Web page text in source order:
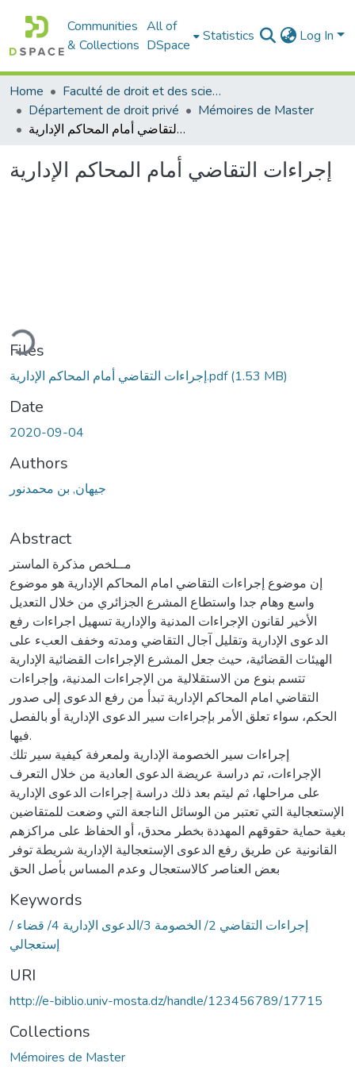
Communities
& Collections
All of
DSpace
Statistics Log In
Home
Faculté de droit et des sciences politiques
Département de droit privé
Mémoires de Master
إجراءات التقاضي أمام المحاكم الإدارية
إجراءات التقاضي أمام المحاكم الإدارية
Files
إجراءات التقاضي أمام المحاكم الإدارية.pdf(1.53 MB)
Date
2020-09-04
Authors
جيهان, بن محمدنور
Abstract
مــلخص مذكرة الماستر
إن موضوع إجراءات التقاضي امام المحاكم الإدارية هو موضوع
واسع وهام جدا واستطاع المشرع الجزائري من خلال التعديل
الأخير لقانون الإجراءات المدنية والإدارية تسهيل اجراءات رفع
الدعوى الإدارية وتقليل آجال التقاضي ومدته وخفف العبء على
الهيئات القضائية، حيث جعل المشرع الإجراءات القضائية الإدارية
تتسم بنوع من الاستقلالية من الإجراءات المدنية، وإجراءات
التقاضي امام المحاكم الإدارية تبدأ من رفع الدعوى إلى صدور
الحكم، سواء تعلق الأمر بإجراءات سير الدعوى الإدارية أو بالفصل
فيها.
إجراءات سير الخصومة الإدارية ولمعرفة كيفية سير تلك
الإجراءات، تم دراسة عريضة الدعوى العادية من خلال التعرف
على مراحلها، ثم ليتم بعد ذلك دراسة إجراءات الدعوى الإدارية
الإستعجالية التي تعتبر من الوسائل الناجعة التي وضعت للمتقاضين
بغية حماية حقوقهم المهددة بخطر محدق، أو الحفاظ على مراكزهم
القانونية عن طريق رفع الدعوى الإستعجالية الإدارية شريطة توفر
بعض العناصر كالاستعجال وعدم المساس بأصل الحق
Keywords
/ إجراءات التقاضي 2/ الخصومة 3/الدعوى الإدارية 4/ قضاء
إستعجالي
URI
http://e-biblio.univ-mosta.dz/handle/123456789/17715
Collections
Mémoires de Master